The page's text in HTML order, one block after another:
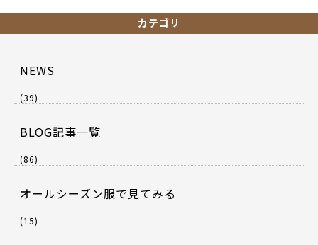
カテゴリ
NEWS
(39)
BLOG記事一覧
(86)
オールシーズン服で見てみる
(15)